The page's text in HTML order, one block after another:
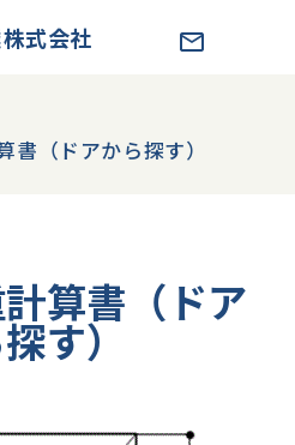
式会社
書（ドアから探す）
算書（ドア
す）